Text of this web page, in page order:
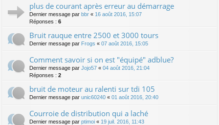
plus de courant après erreur au démarrage
Dernier message par bbr « 16 août 2016, 15:07
Réponses : 6
Bruit rauque entre 2500 et 3000 tours
Dernier message par Frogs « 07 août 2016, 15:05
Comment savoir si on est "équipé" adblue?
Dernier message par Jojo57 « 04 août 2016, 21:04
Réponses : 2
bruit de moteur au ralenti sur tdi 105
Dernier message par unic60240 « 01 août 2016, 20:40
Courroie de distribution qui a laché
Dernier message par ptimoi « 19 juil. 2016, 11:43